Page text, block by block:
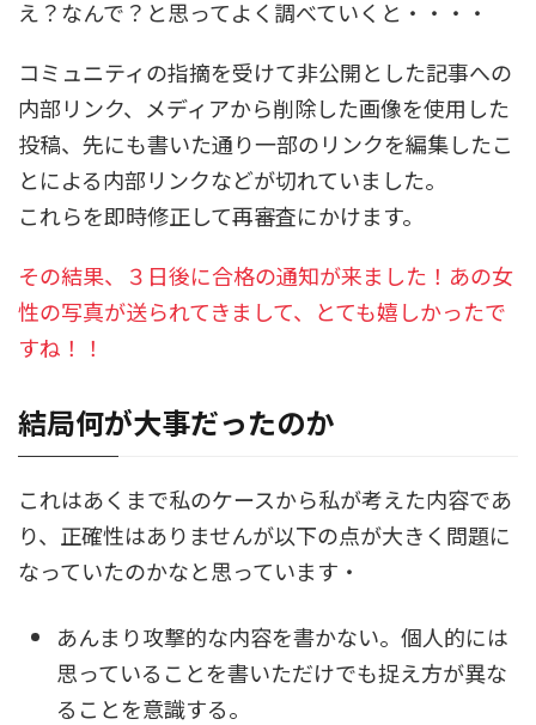
え？なんで？と思ってよく調べていくと・・・・
コミュニティの指摘を受けて非公開とした記事への
内部リンク、メディアから削除した画像を使用した
投稿、先にも書いた通り一部のリンクを編集したこ
とによる内部リンクなどが切れていました。
これらを即時修正して再審査にかけます。
その結果、３日後に合格の通知が来ました！あの女
性の写真が送られてきまして、とても嬉しかったで
すね！！
結局何が大事だったのか
これはあくまで私のケースから私が考えた内容であ
り、正確性はありませんが以下の点が大きく問題に
なっていたのかなと思っています・
あんまり攻撃的な内容を書かない。個人的には
思っていることを書いただけでも捉え方が異な
ることを意識する。